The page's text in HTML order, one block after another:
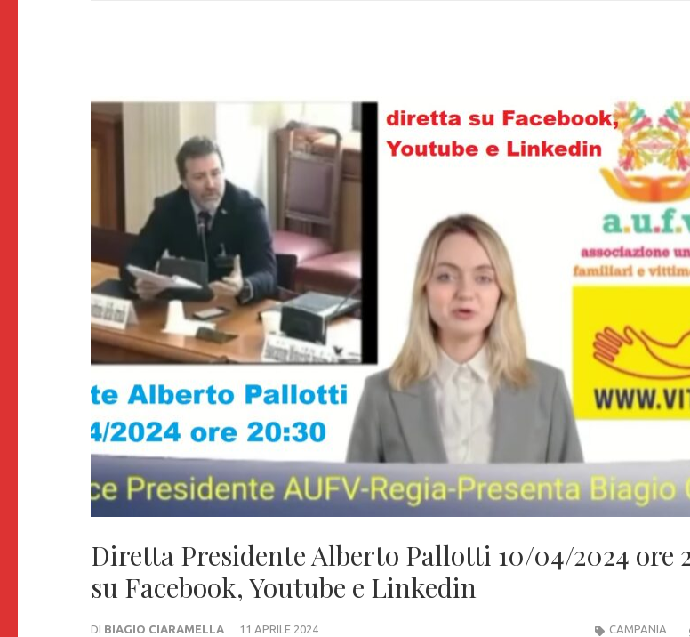
Diretta Presidente Alberto Pallotti 10/04/2024 ore
su Facebook, Youtube e Linkedin
DI BIAGIO CIARAMELLA 11 APRILE 2024 CAMPANIA